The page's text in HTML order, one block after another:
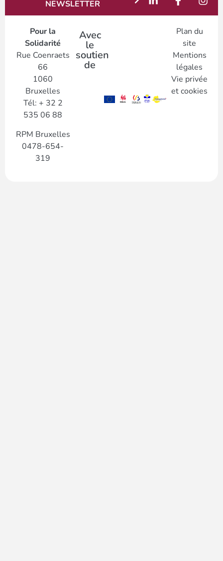
NEWSLETTER
Pour la
Solidarité
Rue Coenraets
66
1060
Bruxelles
Tél: + 32 2
535 06 88
RPM Bruxelles
0478-654-
319
Avec
le
soutien
de
Plan du
site
Mentions
légales
Vie privée
et cookies